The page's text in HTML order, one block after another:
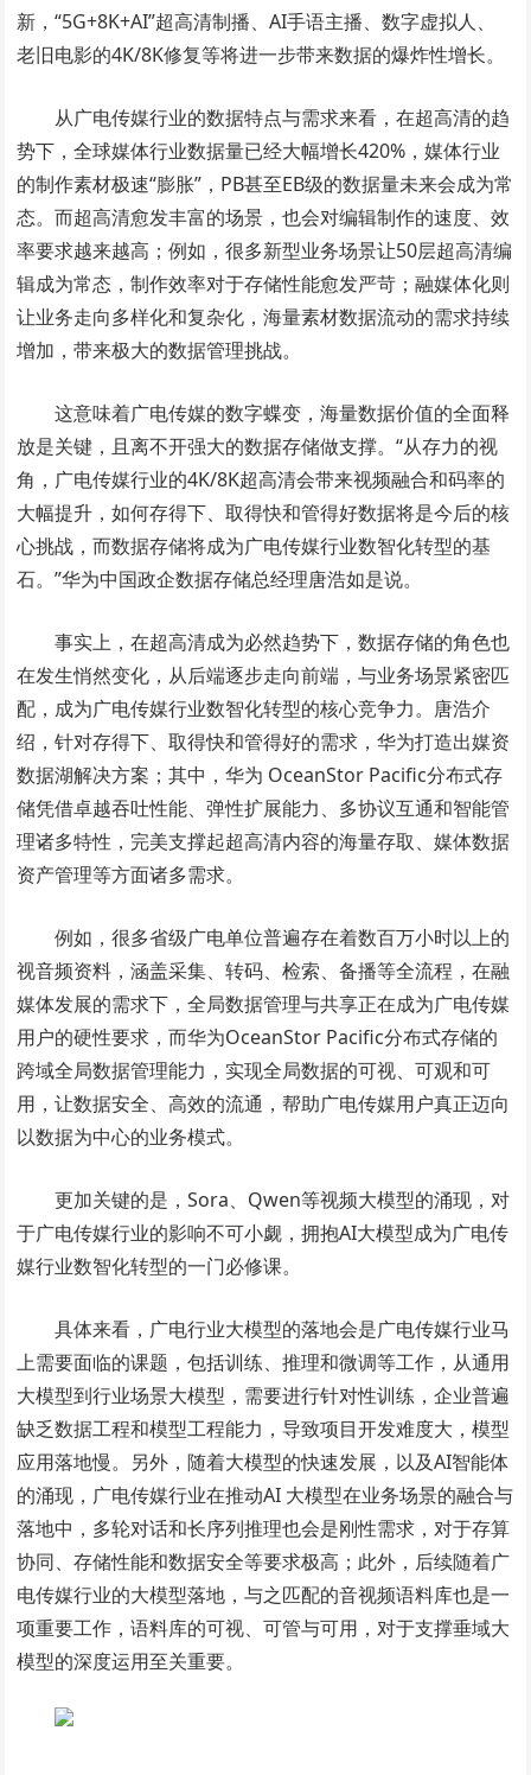
新，“5G+8K+AI”超高清制播、AI手语主播、数字虚拟人、
老旧电影的4K/8K修复等将进一步带来数据的爆炸性增长。
从广电传媒行业的数据特点与需求来看，在超高清的趋
势下，全球媒体行业数据量已经大幅增长420%，媒体行业
的制作素材极速“膨胀”，PB甚至EB级的数据量未来会成为常
态。而超高清愈发丰富的场景，也会对编辑制作的速度、效
率要求越来越高；例如，很多新型业务场景让50层超高清编
辑成为常态，制作效率对于存储性能愈发严苛；融媒体化则
让业务走向多样化和复杂化，海量素材数据流动的需求持续
增加，带来极大的数据管理挑战。
这意味着广电传媒的数字蝶变，海量数据价值的全面释
放是关键，且离不开强大的数据存储做支撑。“从存力的视
角，广电传媒行业的4K/8K超高清会带来视频融合和码率的
大幅提升，如何存得下、取得快和管得好数据将是今后的核
心挑战，而数据存储将成为广电传媒行业数智化转型的基
石。”华为中国政企数据存储总经理唐浩如是说。
事实上，在超高清成为必然趋势下，数据存储的角色也
在发生悄然变化，从后端逐步走向前端，与业务场景紧密匹
配，成为广电传媒行业数智化转型的核心竞争力。唐浩介
绍，针对存得下、取得快和管得好的需求，华为打造出媒资
数据湖解决方案；其中，华为 OceanStor Pacific分布式存
储凭借卓越吞吐性能、弹性扩展能力、多协议互通和智能管
理诸多特性，完美支撑起超高清内容的海量存取、媒体数据
资产管理等方面诸多需求。
例如，很多省级广电单位普遍存在着数百万小时以上的
视音频资料，涵盖采集、转码、检索、备播等全流程，在融
媒体发展的需求下，全局数据管理与共享正在成为广电传媒
用户的硬性要求，而华为OceanStor Pacific分布式存储的
跨域全局数据管理能力，实现全局数据的可视、可观和可
用，让数据安全、高效的流通，帮助广电传媒用户真正迈向
以数据为中心的业务模式。
更加关键的是，Sora、Qwen等视频大模型的涌现，对
于广电传媒行业的影响不可小觑，拥抱AI大模型成为广电传
媒行业数智化转型的一门必修课。
具体来看，广电行业大模型的落地会是广电传媒行业马
上需要面临的课题，包括训练、推理和微调等工作，从通用
大模型到行业场景大模型，需要进行针对性训练，企业普遍
缺乏数据工程和模型工程能力，导致项目开发难度大，模型
应用落地慢。另外，随着大模型的快速发展，以及AI智能体
的涌现，广电传媒行业在推动AI 大模型在业务场景的融合与
落地中，多轮对话和长序列推理也会是刚性需求，对于存算
协同、存储性能和数据安全等要求极高；此外，后续随着广
电传媒行业的大模型落地，与之匹配的音视频语料库也是一
项重要工作，语料库的可视、可管与可用，对于支撑垂域大
模型的深度运用至关重要。